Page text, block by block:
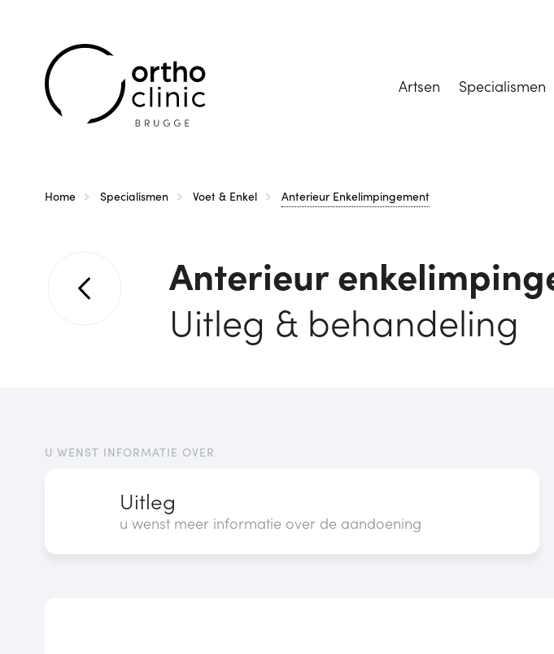
Artsen Specialismen
Kruimelpad
Home Specialismen Voet & Enkel Anterieur Enkelimpingement
Anterieur
Uitleg & behandeling
U WENST INFORMATIE OVER
Uitleg
u wenst meer informatie over de aandoening